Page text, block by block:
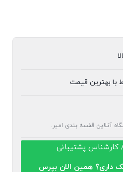
با بهترین قیمت
آنلاین قفسه بندی امیر.
کارشناس پشتیبانی
داری؟ همین الان بپرس